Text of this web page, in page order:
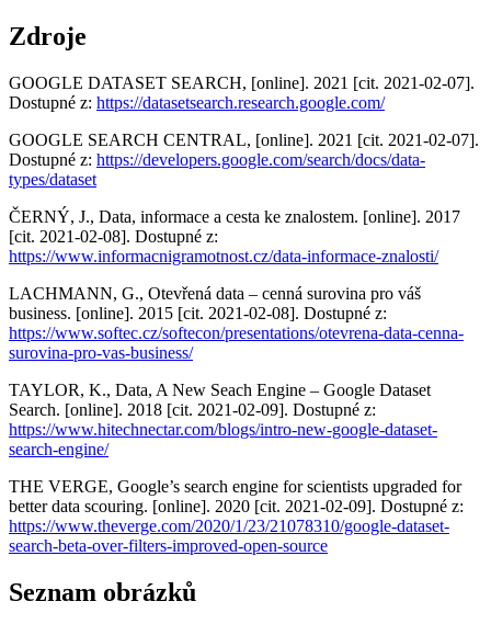
Zdroje
GOOGLE DATASET SEARCH, [online]. 2021 [cit. 2021-02-07].
Dostupné z: https://datasetsearch.research.google.com/
GOOGLE SEARCH CENTRAL, [online]. 2021 [cit. 2021-02-07].
Dostupné z: https://developers.google.com/search/docs/data-
types/dataset
ČERNÝ, J., Data, informace a cesta ke znalostem. [online]. 2017
[cit. 2021-02-08]. Dostupné z:
https://www.informacnigramotnost.cz/data-informace-znalosti/
LACHMANN, G., Otevřená data – cenná surovina pro váš
business. [online]. 2015 [cit. 2021-02-08]. Dostupné z:
https://www.softec.cz/softecon/presentations/otevrena-data-cenna-
surovina-pro-vas-business/
TAYLOR, K., Data, A New Seach Engine – Google Dataset
Search. [online]. 2018 [cit. 2021-02-09]. Dostupné z:
https://www.hitechnectar.com/blogs/intro-new-google-dataset-
search-engine/
THE VERGE, Google’s search engine for scientists upgraded for
better data scouring. [online]. 2020 [cit. 2021-02-09]. Dostupné z:
https://www.theverge.com/2020/1/23/21078310/google-dataset-
search-beta-over-filters-improved-open-source
Seznam obrázků